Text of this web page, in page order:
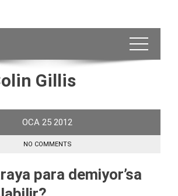
Gillis
OCA 25 2012
NO COMMENTS
para demiyor’sa